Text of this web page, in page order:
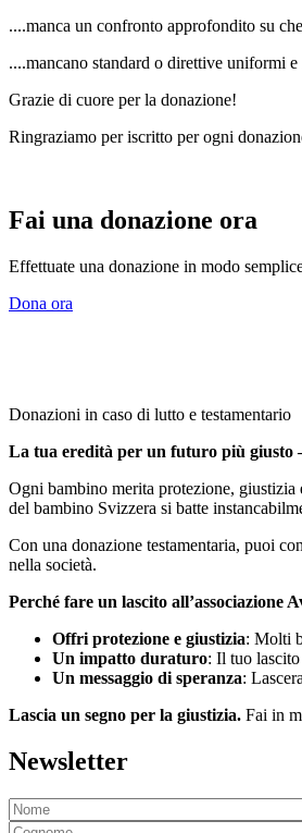
....manca un confronto approfondito su
....mancano standard o direttive uniformi
Grazie di cuore per la donazione!
Ringraziamo per iscritto per ogni
Fai una donazione ora
Effettuate una donazione in modo
Dona ora
Donazioni in caso di lutto e testamentario
La tua eredità per un futuro più giusto
Ogni bambino merita protezione,
del bambino Svizzera si batte
Con una donazione testamentaria, puoi
nella società.
Perché fare un lascito all’associazione
Offri protezione e giustizia: Molti
Un impatto duraturo: Il tuo
Un messaggio di speranza:
Lascia un segno per la giustizia. Fai in
Newsletter